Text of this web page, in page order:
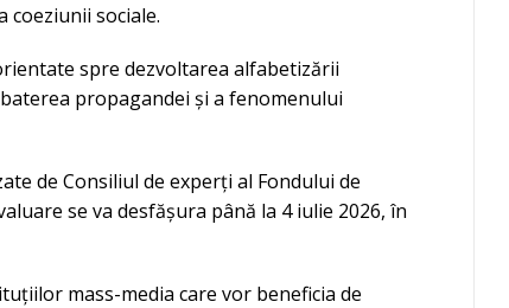
coeziunii sociale.
spre dezvoltarea alfabetizării
propagandei și a fenomenului
de Consiliul de experți al Fondului de
se va desfășura până la 4 iulie 2026, în
mass-media care vor beneficia de